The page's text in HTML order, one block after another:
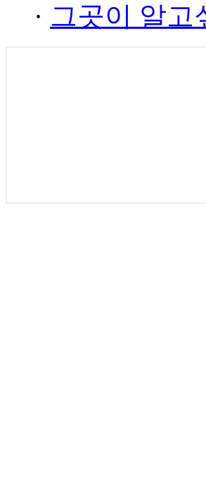
· 그곳이 알